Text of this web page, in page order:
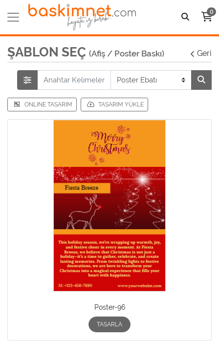
0
ŞABLON SEÇ (Afiş / Poster Baskı) Geri
ONLINE TASARIM TASARIM YÜKLE
Poster-96
TASARLA